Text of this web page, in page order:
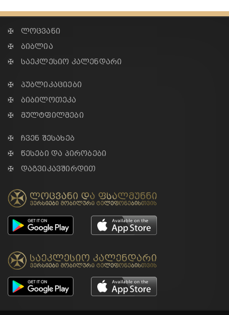
✠ ლოცვანი
✠ ბიბლია
✠ საეკლესიო კალენდარი
✠ პუბლიკაციები
✠ ბიბილოთეკა
✠ მულტფილმები
✠ ჩვენ შესახებ
✠ წესები და პირობები
✠ დაგვიკავშირდით